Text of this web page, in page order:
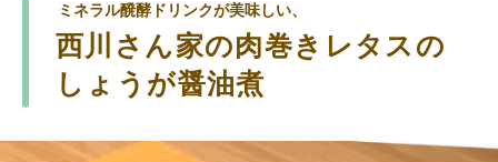
ミネラル醗酵ドリンクが美味しい、
西川さん家の肉巻きレタスの
しょうが醤油煮